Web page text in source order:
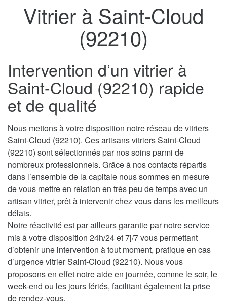
Vitrier à Saint-Cloud
(92210)
Intervention d’un vitrier à
Saint-Cloud (92210) rapide
et de qualité
Nous mettons à votre disposition notre réseau de vitriers
Saint-Cloud (92210). Ces artisans vitriers Saint-Cloud
(92210) sont sélectionnés par nos soins parmi de
nombreux professionnels. Grâce à nos contacts répartis
dans l’ensemble de la capitale nous sommes en mesure
de vous mettre en relation en très peu de temps avec un
artisan vitrier, prêt à intervenir chez vous dans les meilleurs
délais.
Notre réactivité est par ailleurs garantie par notre service
mis à votre disposition 24h/24 et 7j/7 vous permettant
d’obtenir une intervention à tout moment, pratique en cas
d’urgence vitrier Saint-Cloud (92210). Nous vous
proposons en effet notre aide en journée, comme le soir, le
week-end ou les jours fériés, facilitant également la prise
de rendez-vous.